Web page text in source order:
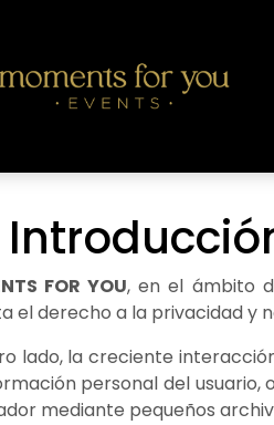
de
FOR YOU, en el ámbito
el derecho a la privacidad y
lado, la creciente
personal del
mediante pequeños